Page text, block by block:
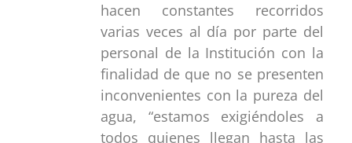
hacen constantes recorridos
varias veces al día por parte del
personal de la Institución con la
finalidad de que no se presenten
inconvenientes con la pureza del
agua, “estamos exigiéndoles a
todos quienes llegan hasta las